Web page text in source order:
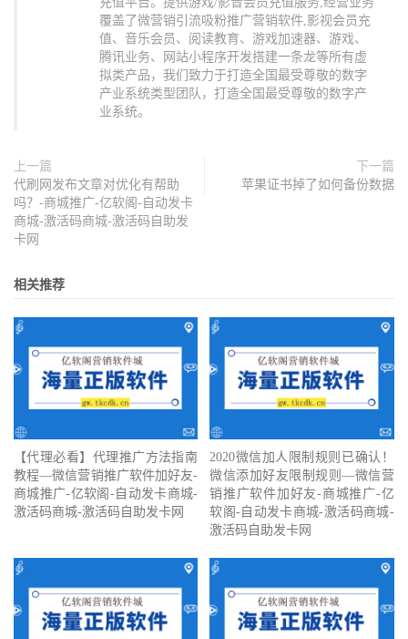
覆盖了微营销引流吸粉推广营销软件,影视会员充
值、音乐会员、阅读教育、游戏加速器、游戏、
腾讯业务、网站小程序开发搭建一条龙等所有虚
拟类产品，我们致力于打造全国最受尊敬的数字
产业系统类型团队，打造全国最受尊敬的数字产
业系统。
上一篇
代刷网发布文章对优化有帮助
吗？-商城推广-亿软阁-自动发卡
商城-激活码商城-激活码自助发
卡网
下一篇
苹果证书掉了如何备份数据
相关推荐
【代理必看】‍代理推广方法指南
教程—微信营销推广软件加好友-
商城推广-亿软阁-自动发卡商城-
激活码商城-激活码自助发卡网
2020微信加人限制规则已确认！
微信添加好友限制规则—微信营
销推广软件加好友-商城推广-亿
软阁-自动发卡商城-激活码商城-
激活码自助发卡网